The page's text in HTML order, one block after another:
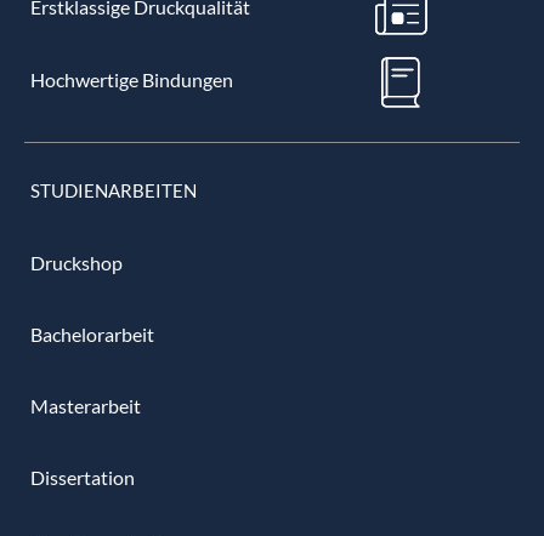
Erstklassige Druckqualität
Hochwertige Bindungen
STUDIENARBEITEN
Druckshop
Bachelorarbeit
Masterarbeit
Dissertation